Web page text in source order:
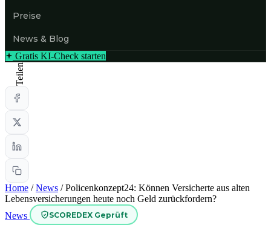
Preise
News & Blog
Gratis KI-Check starten
Teilen
Home / News / Policenkonzept24: Können Versicherte aus alten
Lebensversicherungen heute noch Geld zurückfordern?
News
SCOREDEX Geprüft